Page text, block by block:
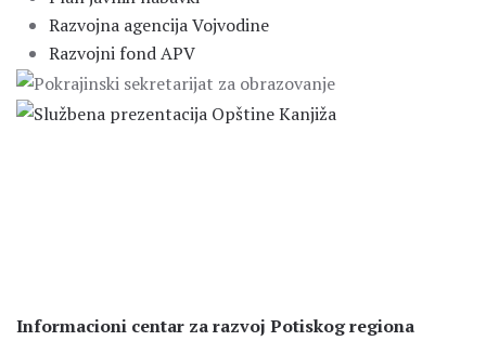
Razvojna agencija Vojvodine
Razvojni fond APV
Informacioni centar za razvoj Potiskog regiona